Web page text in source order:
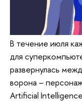
В течение июля
для
развернулась
ворона –
Artificial